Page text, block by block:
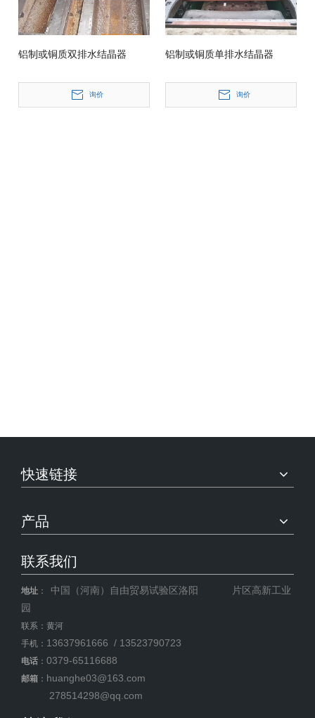
铝制或铜质双排水结晶器
询价
铝制或铜质单排水结晶器
询价
快速链接
产品
联系我们
地址 ： 中国（河南）自由贸易试验区洛阳 片区高新工业
园
联系：黄河
手机： 13637961666 / 13523790723
电话 ： 0379-65116688
邮箱 ： huanghe03@163.com
278514298@qq.com